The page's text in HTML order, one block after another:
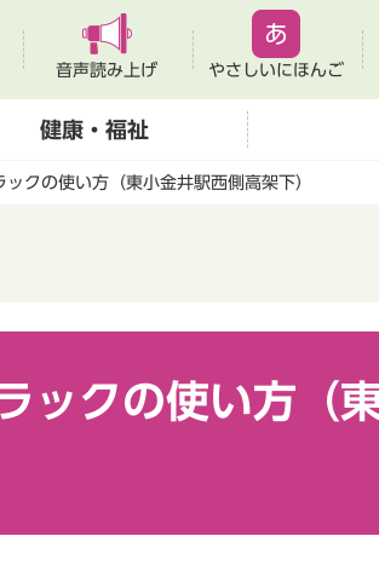
音声読み上げ やさしいにほんご
健康・福祉
クの使い方（東小金井駅西側高架下）
ックの使い方（